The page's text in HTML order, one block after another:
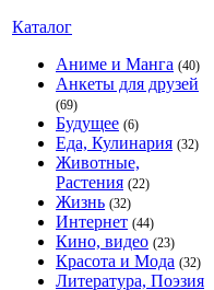
Каталог
Аниме и Манга (40)
Анкеты для друзей
(69)
Будущее (6)
Еда, Кулинария (32)
Животные,
Растения (22)
Жизнь (32)
Интернет (44)
Кино, видео (23)
Красота и Мода (32)
Литература, Поэзия